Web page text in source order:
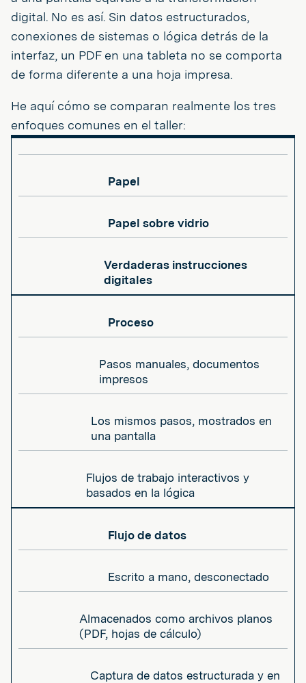
digital. No es así. Sin datos estructurados,
conexiones de sistemas o lógica detrás de la
interfaz, un PDF en una tableta no se comporta
de forma diferente a una hoja impresa.
He aquí cómo se comparan realmente los tres
enfoques comunes en el taller:
Papel
Papel sobre vidrio
Verdaderas instrucciones
digitales
Proceso
Pasos manuales, documentos
impresos
Los mismos pasos, mostrados en
una pantalla
Flujos de trabajo interactivos y
basados en la lógica
Flujo de datos
Escrito a mano, desconectado
Almacenados como archivos planos
(PDF, hojas de cálculo)
Captura de datos estructurada y en